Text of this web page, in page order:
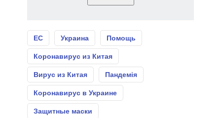
ЕС Украина Помощь
Коронавирус из Китая
Вирус из Китая Пандемія
Коронавирус в Украине
Защитные маски